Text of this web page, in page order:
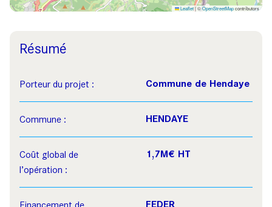
Leaflet|©OpenStreetMapcontributors
Résumé
Porteur du projet : Commune de Hendaye
Commune : HENDAYE
Coût global de
l’opération :
1,7M€ HT
FEDER